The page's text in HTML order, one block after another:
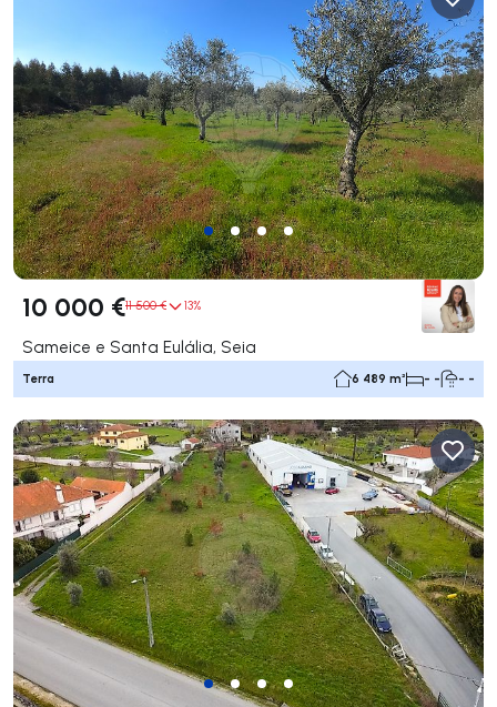
10 000 €11 500 € 13%
Sameice e Santa Eulália, Seia
Terra 6 489 m² - - - -